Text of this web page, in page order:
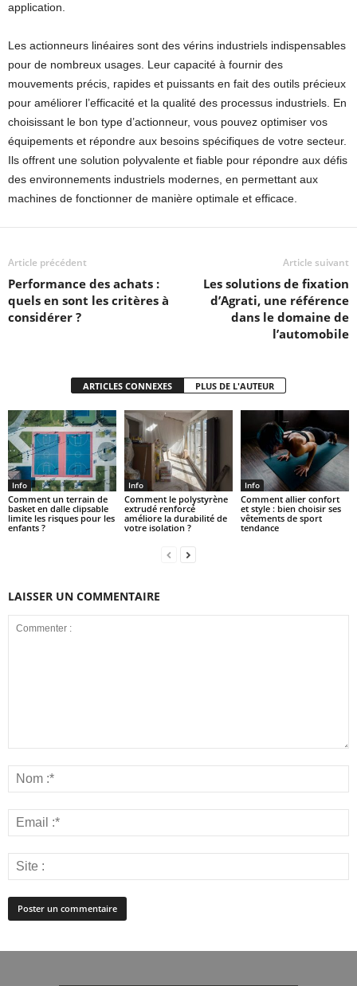
application.
Les actionneurs linéaires sont des vérins industriels indispensables
pour de nombreux usages. Leur capacité à fournir des
mouvements précis, rapides et puissants en fait des outils précieux
pour améliorer l’efficacité et la qualité des processus industriels. En
choisissant le bon type d’actionneur, vous pouvez optimiser vos
équipements et répondre aux besoins spécifiques de votre secteur.
Ils offrent une solution polyvalente et fiable pour répondre aux défis
des environnements industriels modernes, en permettant aux
machines de fonctionner de manière optimale et efficace.
Article précédent
Performance des achats :
quels en sont les critères à
considérer ?
Article suivant
Les solutions de fixation
d’Agrati, une référence
dans le domaine de
l’automobile
ARTICLES CONNEXES PLUS DE L'AUTEUR
Info
Comment un terrain de
basket en dalle clipsable
limite les risques pour les
enfants ?
Info
Comment le polystyrène
extrudé renforcé
améliore la durabilité de
votre isolation ?
Info
Comment allier confort
et style : bien choisir ses
vêtements de sport
tendance
LAISSER UN COMMENTAIRE